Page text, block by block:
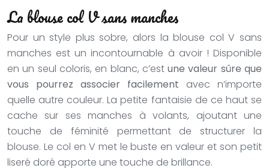
La blouse col V sans manches
Pour un style plus sobre, alors la blouse col V sans
manches est un incontournable à avoir ! Disponible
en un seul coloris, en blanc, c’estune valeur sûre que
vous pourrez associer facilement avec n’importe
quelle autre couleur. La petite fantaisie de ce haut se
cache sur ses manches à volants, ajoutant une
touche de féminité permettant de structurer la
blouse. Le col en V met le buste en valeur et son petit
liseré doré apporte une touche de brillance.